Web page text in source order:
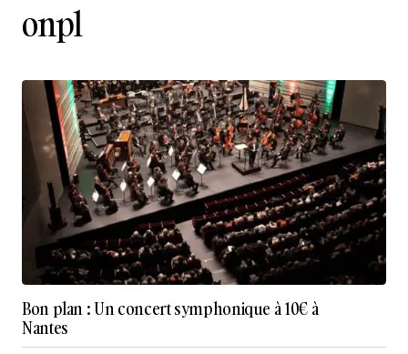
onpl
Bon plan : Un concert symphonique à 10€ à
Nantes